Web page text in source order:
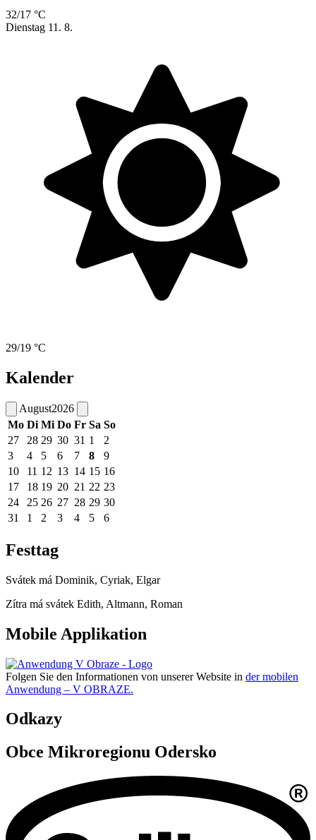
32/17 °C
Dienstag 11. 8.
29/19 °C
Kalender
August2026
Mo Di Mi Do Fr Sa So
27
28 29 30 31 1
2
3
4 5 6 7 8
9
10
11 12 13 14 15 16
17
18 19 20 21 22 23
24
25 26 27 28 29 30
31
1 2 3 4 5 6
Festtag
Svátek má Dominik, Cyriak, Elgar
Zítra má svátek Edith, Altmann, Roman
Mobile Applikation
Folgen Sie den Informationen von unserer Website in der mobilen
Anwendung – V OBRAZE.
Odkazy
Obce Mikroregionu Odersko